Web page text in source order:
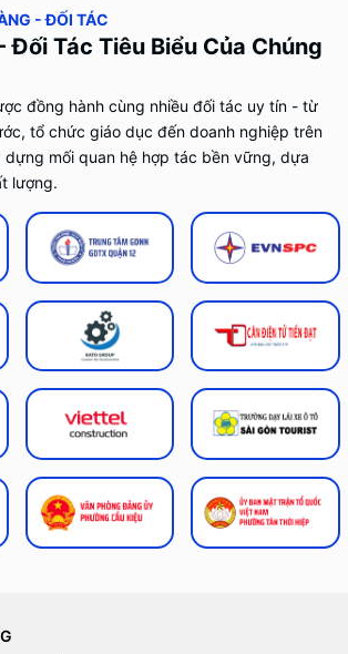
- ĐỐI TÁC
Đối Tác Tiêu Biểu Của Chúng
đồng hành cùng nhiều đối tác uy tín - từ
tổ chức giáo dục đến doanh nghiệp trên
mối quan hệ hợp tác bền vững, dựa
lượng.